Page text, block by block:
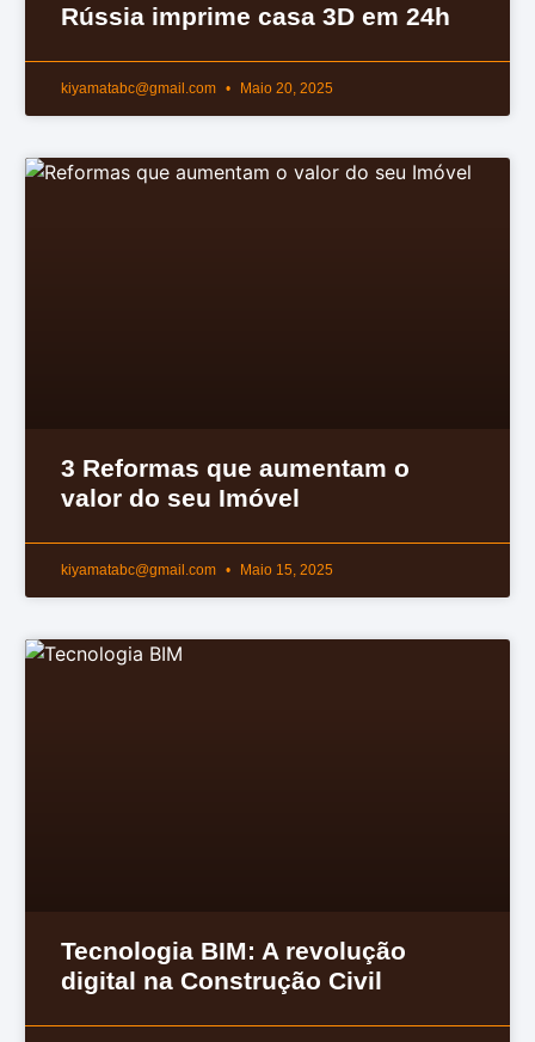
Rússia imprime casa 3D em 24h
kiyamatabc@gmail.com Maio 20, 2025
3 Reformas que aumentam o
valor do seu Imóvel
kiyamatabc@gmail.com Maio 15, 2025
Tecnologia BIM: A revolução
digital na Construção Civil